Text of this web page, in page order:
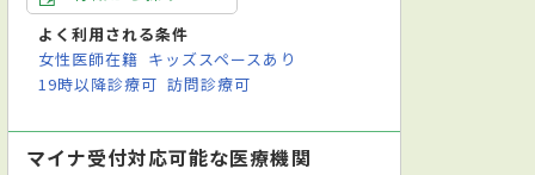
よく利用される条件
女性医師在籍 キッズスペースあり
19時以降診療可 訪問診療可
マイナ受付対応可能な医療機関